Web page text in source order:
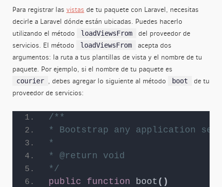
Para registrar las vistas de tu paquete con Laravel, necesitas
decirle a Laravel dónde están ubicadas. Puedes hacerlo
utilizando el método
loadViewsFrom
del proveedor de
servicios. El método
loadViewsFrom
acepta dos
argumentos: la ruta a tus plantillas de vista y el nombre de tu
paquete. Por ejemplo, si el nombre de tu paquete es
courier , debes agregar lo siguiente al método boot
de tu
proveedor de servicios:
/**
* Bootstrap any application
*
* @return void
*/
public
function boot ()